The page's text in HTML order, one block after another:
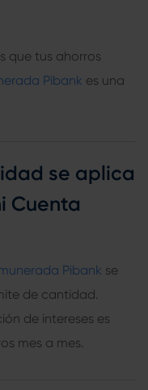
que tus ahorros
Pibank es una
se aplica
Cuenta
Pibank se
de cantidad.
de intereses es
mes a mes.